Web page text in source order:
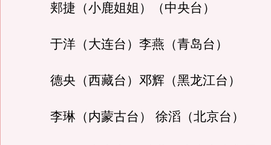
郏捷（小鹿姐姐）（中央台）
于洋（大连台）李燕（青岛台）
德央（西藏台）邓辉（黑龙江台）
李琳（内蒙古台） 徐滔（北京台）